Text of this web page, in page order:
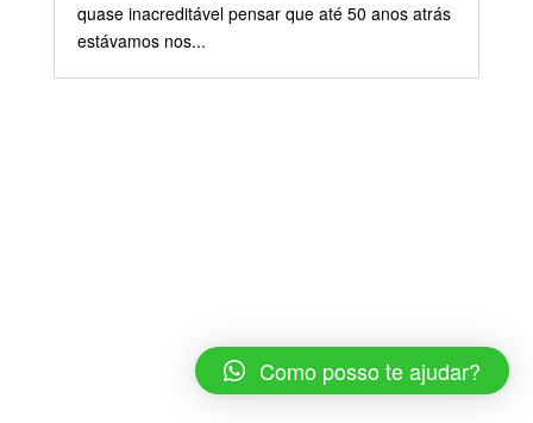
quase inacreditável pensar que até 50 anos atrás
estávamos nos...
Como posso te ajudar?